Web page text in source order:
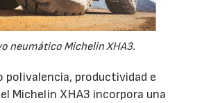
neumático Michelin XHA3.
polivalencia, productividad e
Michelin XHA3 incorpora una